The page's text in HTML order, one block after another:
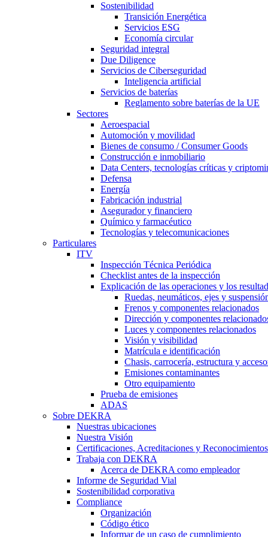
Sostenibilidad
Transición Energética
Servicios ESG
Economía circular
Seguridad integral
Due Diligence
Servicios de Ciberseguridad
Inteligencia artificial
Servicios de baterías
Reglamento sobre baterías de la UE
Sectores
Aeroespacial
Automoción y movilidad
Bienes de consumo / Consumer Goods
Construcción e inmobiliario
Data Centers, tecnologías críticas y
Defensa
Energía
Fabricación industrial
Asegurador y financiero
Químico y farmacéutico
Tecnologías y telecomunicaciones
Particulares
ITV
Inspección Técnica Periódica
Checklist antes de la inspección
Explicación de las operaciones y los
Ruedas, neumáticos, ejes y
Frenos y componentes relacionados
Dirección y componentes
Luces y componentes relacionados
Visión y visibilidad
Matrícula e identificación
Chasis, carrocería, estructura y
Emisiones contaminantes
Otro equipamiento
Prueba de emisiones
ADAS
Sobre DEKRA
Nuestras ubicaciones
Nuestra Visión
Certificaciones, Acreditaciones y Reconocimientos
Trabaja con DEKRA
Acerca de DEKRA como empleador
Informe de Seguridad Vial
Sostenibilidad corporativa
Compliance
Organización
Código ético
Informar de un caso de cumplimiento